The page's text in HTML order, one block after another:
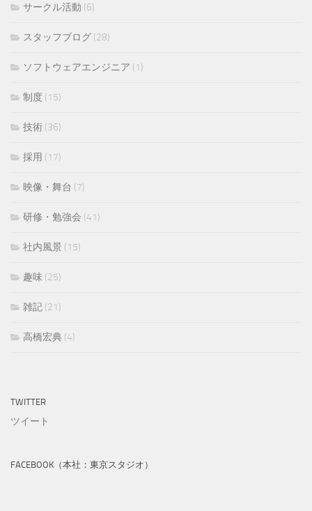
サークル活動 (6)
スタッフブログ (28)
ソフトウェアエンジニア (1)
制度 (15)
技術 (36)
採用 (17)
映像・舞台 (7)
研修・勉強会 (41)
社内風景 (15)
趣味 (25)
雑記 (21)
高橋宏典 (4)
TWITTER
ツイート
FACEBOOK（本社：東京スタジオ）